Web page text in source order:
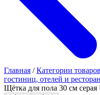
Главная / Категории товаров
гостиниц, отелей и
Щётка для пола 30 см серая